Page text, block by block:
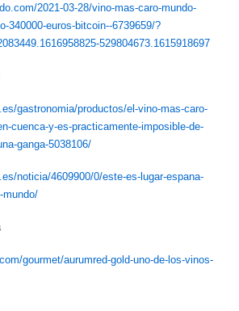
2021-03-28/vino-mas-caro-mundo-
340000-euros-bitcoin--6739659/?
529804673.1615918697
gastronomia/productos/el-vino-mas-caro-
cuenca-y-es-practicamente-imposible-de-
ganga-5038106/
noticia/4609900/0/este-es-lugar-espana-
mundo/
gourmet/aurumred-gold-uno-de-los-vinos-